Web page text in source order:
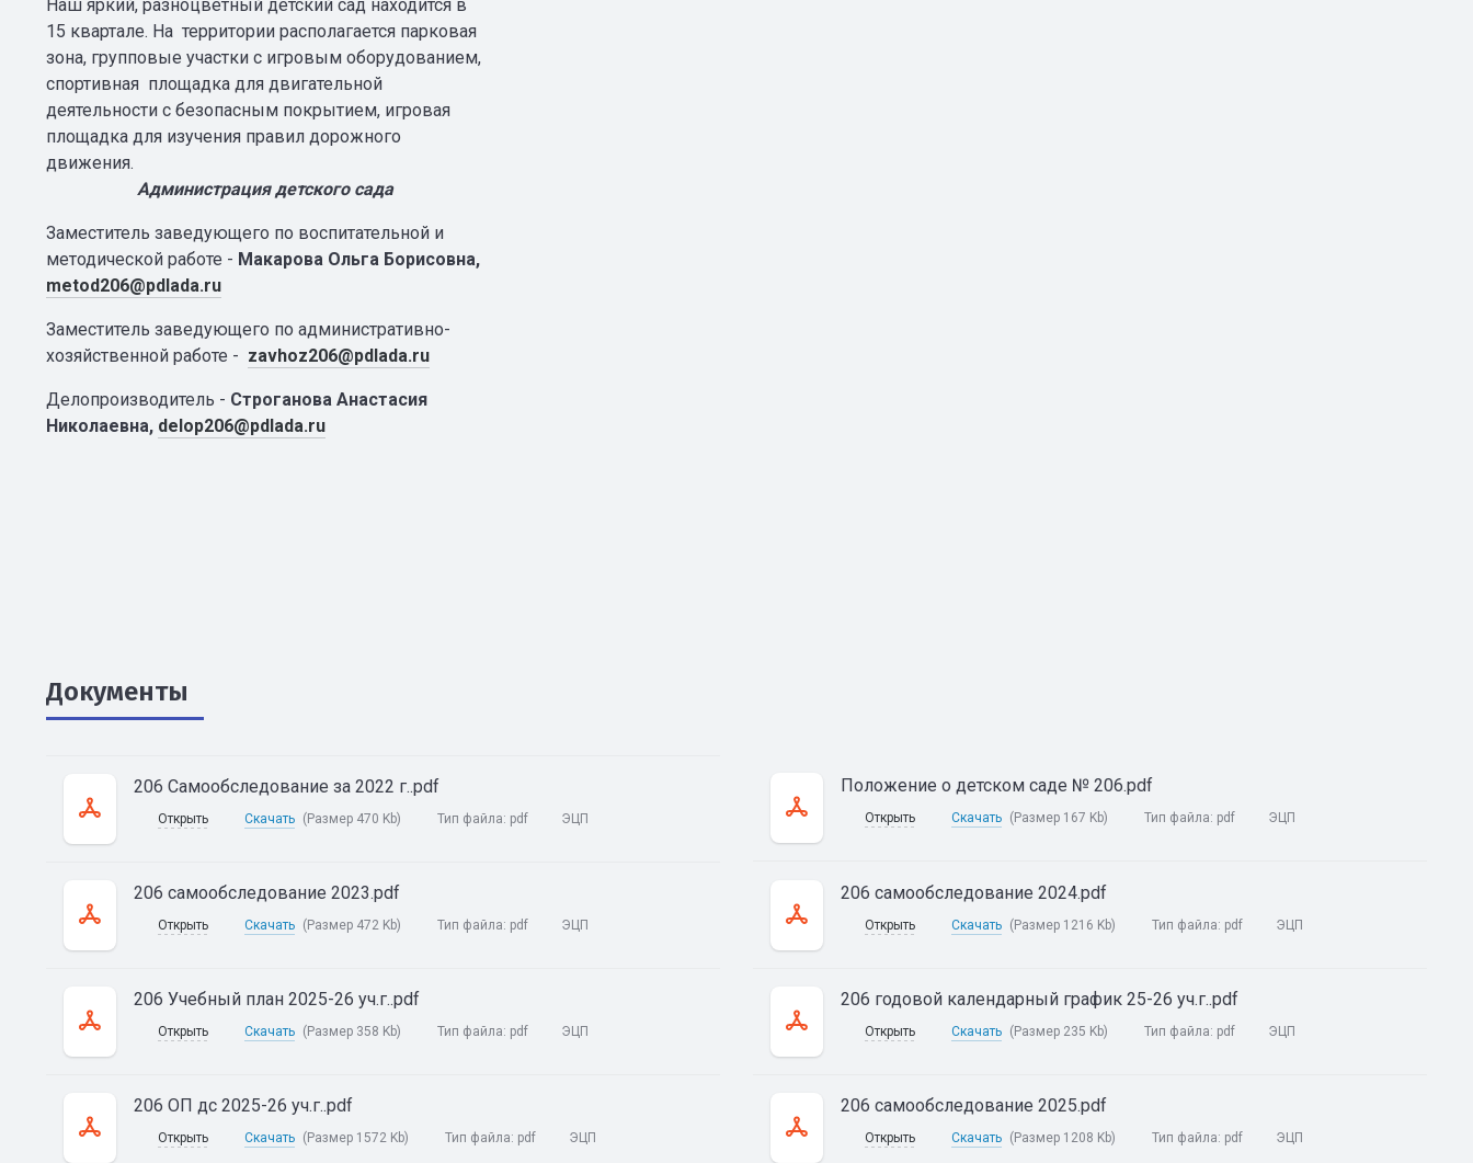
Наш яркий, разноцветный детский сад находится в
15 квартале. На территории располагается парковая
зона, групповые участки с игровым оборудованием,
спортивная площадка для двигательной
деятельности с безопасным покрытием, игровая
площадка для изучения правил дорожного
движения.
Администрация детского сада
Заместитель заведующего по воспитательной и
методической работе - Макарова Ольга Борисовна,
metod206@pdlada.ru
Заместитель заведующего по административно-
хозяйственной работе - zavhoz206@pdlada.ru
Делопроизводитель - Строганова Анастасия
Николаевна, delop206@pdlada.ru
Документы
206 Самообследование за 2022 г..pdf
Открыть Скачать (Размер 470 Kb) Тип файла: pdf ЭЦП
Положение о детском саде № 206.pdf
Открыть Скачать (Размер 167 Kb) Тип файла: pdf ЭЦП
206 самообследование 2023.pdf
Открыть Скачать (Размер 472 Kb) Тип файла: pdf ЭЦП
206 самообследование 2024.pdf
Открыть Скачать (Размер 1216 Kb) Тип файла: pdf ЭЦП
206 Учебный план 2025-26 уч.г..pdf
Открыть Скачать (Размер 358 Kb) Тип файла: pdf ЭЦП
206 годовой календарный график 25-26 уч.г..pdf
Открыть Скачать (Размер 235 Kb) Тип файла: pdf ЭЦП
206 ОП дс 2025-26 уч.г..pdf
Открыть Скачать (Размер 1572 Kb) Тип файла: pdf ЭЦП
206 самообследование 2025.pdf
Открыть Скачать (Размер 1208 Kb) Тип файла: pdf ЭЦП